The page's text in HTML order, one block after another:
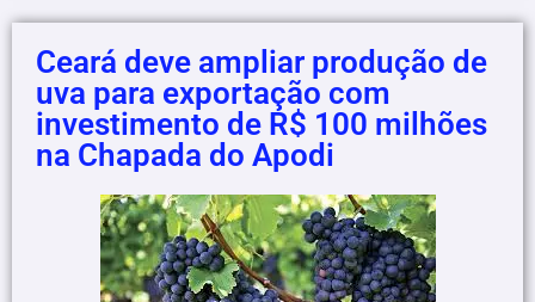
Ceará deve ampliar produção de
uva para exportação com
investimento de R$ 100 milhões
na Chapada do Apodi